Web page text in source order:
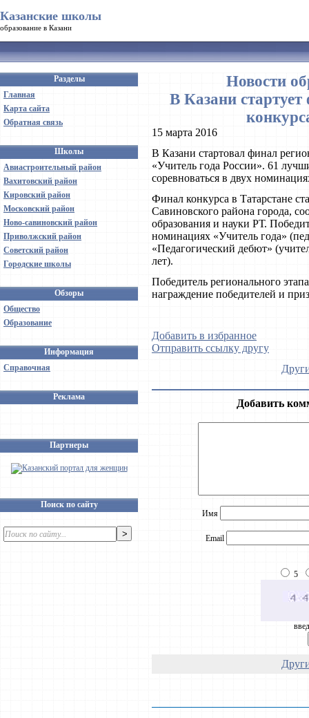
Казанские школы
образование в Казани
Разделы
Главная
Карта сайта
Обратная связь
Школы
Авиастроительный район
Вахитовский район
Кировский район
Московский район
Ново-савиновский район
Приволжский район
Советский район
Городские школы
Обзоры
Общество
Образование
Информация
Справочная
Реклама
Партнеры
Поиск по сайту
Новости
В Казани стартует
15 марта 2016
В Казани стартовал финал
«Учитель года России». 61
соревноваться в двух
Финал конкурса в Татарстане
Савиновского района города,
образования и науки РТ.
номинациях «Учитель года»
«Педагогический дебют»
лет).
Победитель регионального
награждение победителей и
Добавить в избранное
Отправить ссылку другу
Добавить
Имя
Email
5